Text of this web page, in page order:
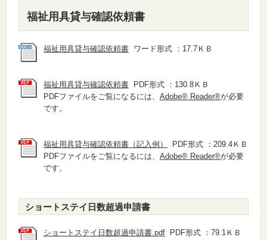
福祉用具貸与確認依頼書
福祉用具貸与確認依頼書 ワード形式 ：17.7ＫＢ
福祉用具貸与確認依頼書 PDF形式 ：130.8ＫＢ
PDFファイルをご覧になるには、 Adobe® Reader®が必要
です。
福祉用具貸与確認依頼書（記入例）
PDF形式 ：209.4ＫＢ
PDFファイルをご覧になるには、 Adobe® Reader®が必要
です。
ショートステイ日数超過申請書
ショートステイ日数超過申請書.pdf PDF形式 ：79.1ＫＢ